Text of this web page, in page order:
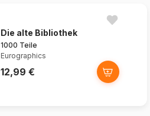
Die alte Bibliothek
1000 Teile
Eurographics
12,99 €